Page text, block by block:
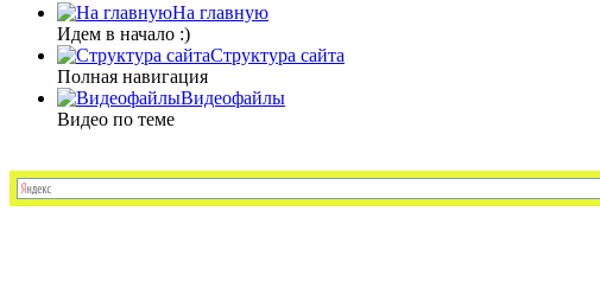
На главную
Идем в начало :)
Структура сайта
Полная навигация
Видеофайлы
Видео по теме